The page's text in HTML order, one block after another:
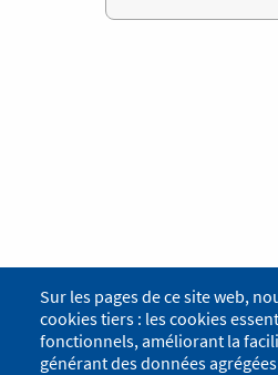
Sur les pages de ce site web,
cookies tiers : les cookies
fonctionnels, améliorant la
générant des données